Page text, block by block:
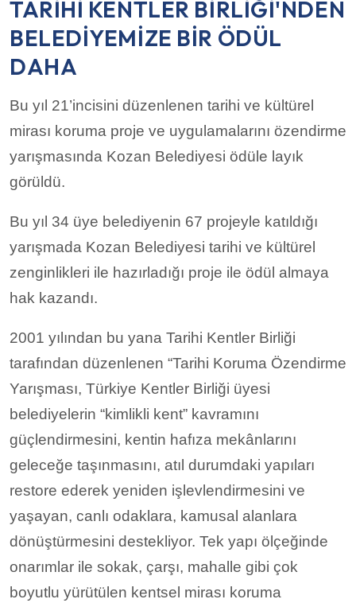
TARİHİ KENTLER BİRLİĞİ'NDEN
BELEDİYEMİZE BİR ÖDÜL
DAHA
Bu yıl 21’incisini düzenlenen tarihi ve kültürel
mirası koruma proje ve uygulamalarını özendirme
yarışmasında Kozan Belediyesi ödüle layık
görüldü.
Bu yıl 34 üye belediyenin 67 projeyle katıldığı
yarışmada Kozan Belediyesi tarihi ve kültürel
zenginlikleri ile hazırladığı proje ile ödül almaya
hak kazandı.
2001 yılından bu yana Tarihi Kentler Birliği
tarafından düzenlenen “Tarihi Koruma Özendirme
Yarışması, Türkiye Kentler Birliği üyesi
belediyelerin “kimlikli kent” kavramını
güçlendirmesini, kentin hafıza mekânlarını
geleceğe taşınmasını, atıl durumdaki yapıları
restore ederek yeniden işlevlendirmesini ve
yaşayan, canlı odaklara, kamusal alanlara
dönüştürmesini destekliyor. Tek yapı ölçeğinde
onarımlar ile sokak, çarşı, mahalle gibi çok
boyutlu yürütülen kentsel mirası koruma